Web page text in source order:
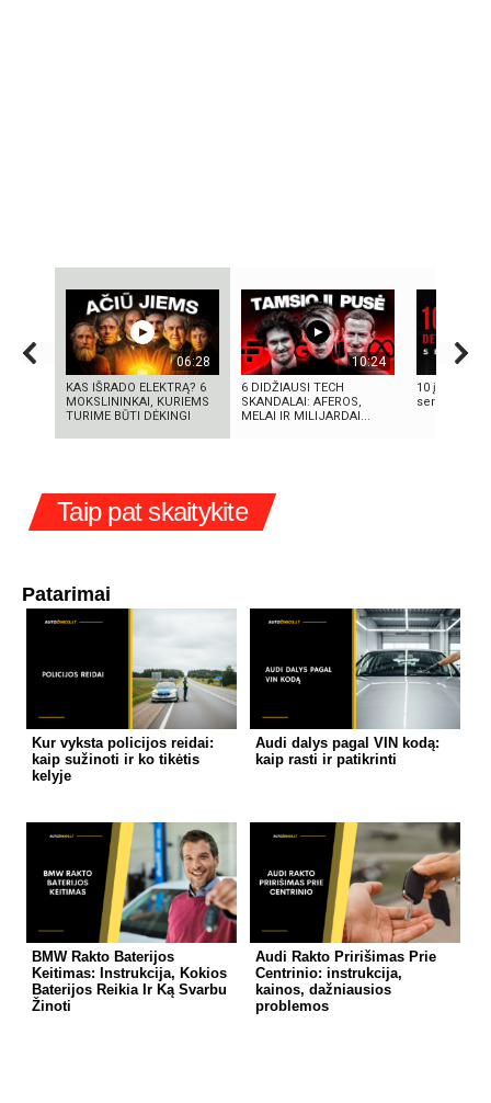
06:28
KAS IŠRADO ELEKTRĄ? 6
MOKSLININKAI, KURIEMS
TURIME BŪTI DĖKINGI
10:24
6 DIDŽIAUSI TECH
SKANDALAI: AFEROS,
MELAI IR MILIJARDAI...
10
serialų
Taip pat skaitykite
Patarimai
Kur vyksta policijos reidai:
kaip sužinoti ir ko tikėtis
kelyje
Audi dalys pagal VIN kodą:
kaip rasti ir patikrinti
BMW Rakto Baterijos
Keitimas: Instrukcija, Kokios
Baterijos Reikia Ir Ką Svarbu
Žinoti
Audi Rakto Pririšimas Prie
Centrinio: instrukcija,
kainos, dažniausios
problemos